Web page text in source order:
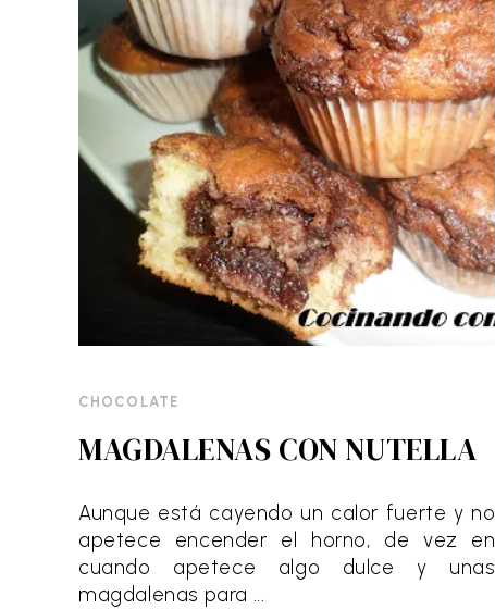
CHOCOLATE
MAGDALENAS CON NUTELLA
Aunque está cayendo un calor fuerte y no
apetece encender el horno, de vez en
cuando apetece algo dulce y unas
magdalenas para ...